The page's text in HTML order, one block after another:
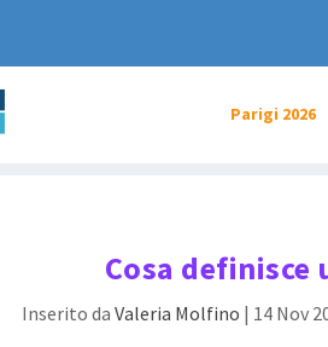
Parigi 2026
Cosa definisce
Inserito da Valeria Molfino | 14 Nov